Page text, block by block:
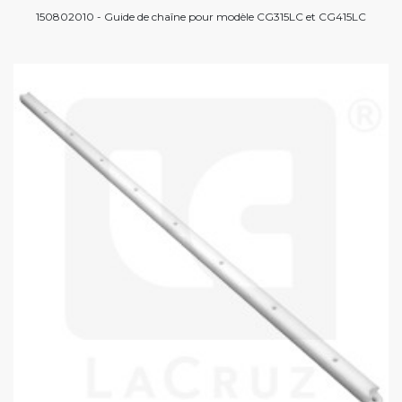
150802010 - Guide de chaîne pour modèle CG315LC et CG415LC